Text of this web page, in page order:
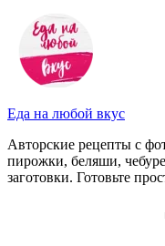
Перейти
содержимому
Еда на любой вкус
Авторские рецепты с
пирожки, беляши,
заготовки. Готовьте